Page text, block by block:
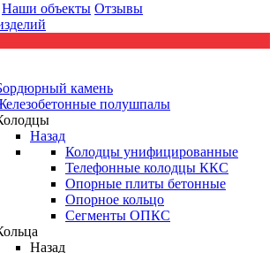
Наши объекты Отзывы
камень
полушпалы
Назад
Колодцы унифицированные
Телефонные колодцы ККС
Опорные плиты бетонные
Опорное кольцо
Сегменты ОПКС
Назад